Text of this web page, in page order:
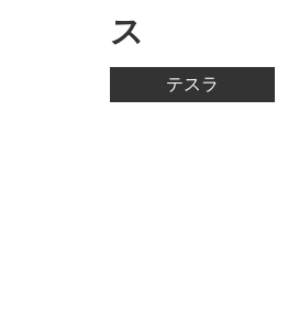
ス
テスラ